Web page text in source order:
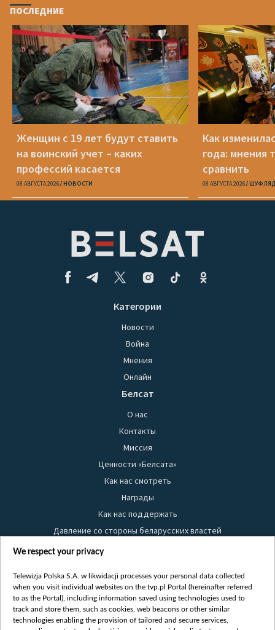
ПОСЛЕДНИЕ
Женщин с 19 лет будут ставить
на воинский учет – каких
профессий касается
08 АВГУСТА 2026 НОВОСТИ
Как
года: мнения
сравнить
08 АВГУСТА 2026
Категории
Новости
Война
Мнения
Онлайн
Белсат
О нас
Контакты
Миссия
Ценности «Белсата»
Как нас смотреть
Награды
Как нас поддержать
Давление со стороны беларусских властей
Правила использования материалов
Безопасность
Youtube
Белсат news
We respect your privacy
Telewizja Polska S.A. w likwidacji processes your personal data collected
when you visit individual websites on the tvp.pl Portal (hereinafter referred
to as the Portal), including information saved using technologies used to
track and store them, such as cookies, web beacons or other similar
technologies enabling the provision of tailored and secure services,